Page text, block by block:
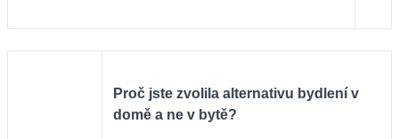
Proč jste zvolila alternativu bydlení v
domě a ne v bytě?